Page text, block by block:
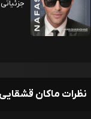
نظرات ماکان